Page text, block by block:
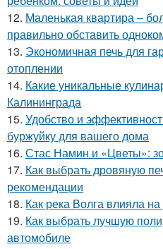
12. Маленькая квартира –
правильно обставить
13. Экономичная печь для
отоплении
14. Какие уникальные
Калининграда
15. Удобство и
буржуйку для вашего дома
16. Стас Намин и «Цветы»:
17. Как выбрать дровяную
рекомендации
18. Как река Волга влияла
19. Как выбрать лучшую
автомобиле